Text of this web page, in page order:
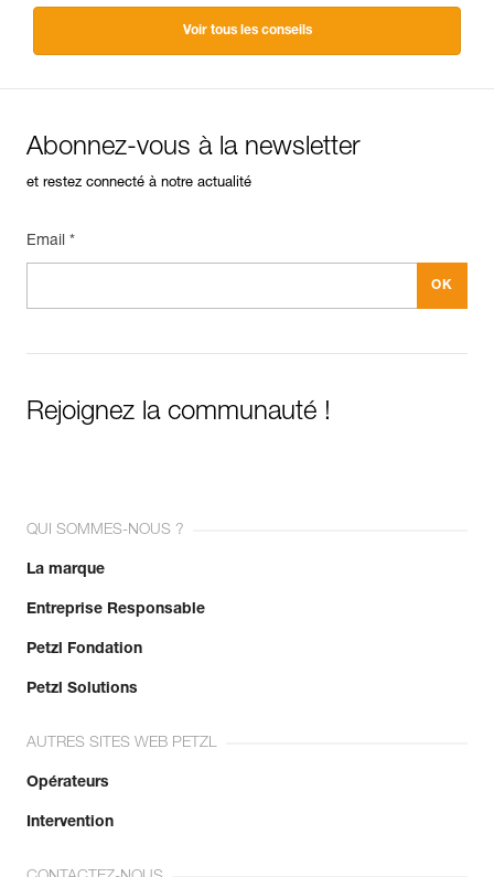
Voir tous les conseils
Abonnez-vous à la newsletter
et restez connecté à notre actualité
Email *
Rejoignez la communauté !
QUI SOMMES-NOUS ?
La marque
Entreprise Responsable
Petzl Fondation
Petzl Solutions
AUTRES SITES WEB PETZL
Opérateurs
Intervention